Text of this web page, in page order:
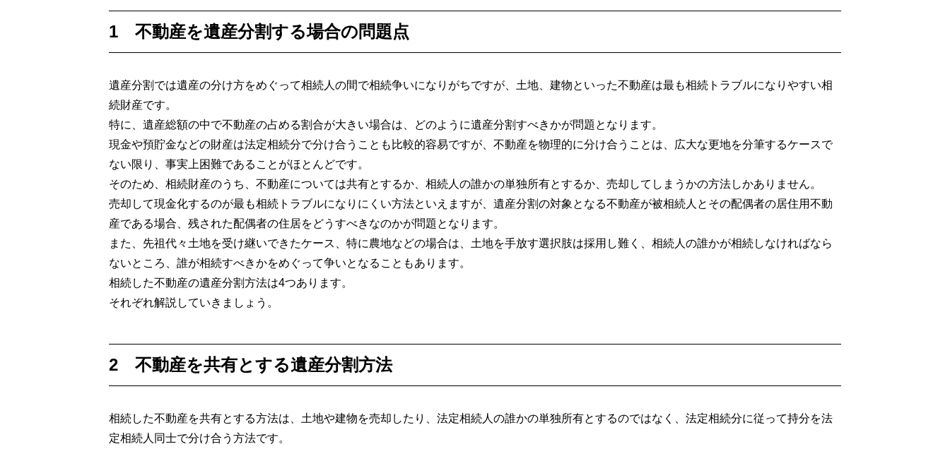
1 不動産を遺産分割する場合の問題点
遺産分割では遺産の分け方をめぐって相続人の間で相続争いになりがちですが、土地、建物といった不動産は最も相続トラブルになりやすい相
続財産です。
特に、遺産総額の中で不動産の占める割合が大きい場合は、どのように遺産分割すべきかが問題となります。
現金や預貯金などの財産は法定相続分で分け合うことも比較的容易ですが、不動産を物理的に分け合うことは、広大な更地を分筆するケースで
ない限り、事実上困難であることがほとんどです。
そのため、相続財産のうち、不動産については共有とするか、相続人の誰かの単独所有とするか、売却してしまうかの方法しかありません。
売却して現金化するのが最も相続トラブルになりにくい方法といえますが、遺産分割の対象となる不動産が被相続人とその配偶者の居住用不動
産である場合、残された配偶者の住居をどうすべきなのかが問題となります。
また、先祖代々土地を受け継いできたケース、特に農地などの場合は、土地を手放す選択肢は採用し難く、相続人の誰かが相続しなければなら
ないところ、誰が相続すべきかをめぐって争いとなることもあります。
相続した不動産の遺産分割方法は4つあります。
それぞれ解説していきましょう。
2 不動産を共有とする遺産分割方法
相続した不動産を共有とする方法は、土地や建物を売却したり、法定相続人の誰かの単独所有とするのではなく、法定相続分に従って持分を法
定相続人同士で分け合う方法です。